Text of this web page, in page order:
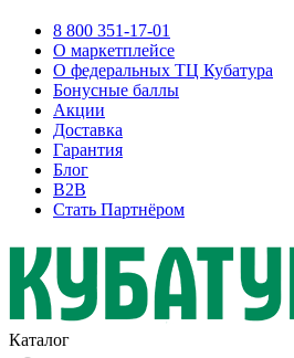
8 800 351-17-01
О маркетплейсе
О федеральных ТЦ Кубатура
Бонусные баллы
Акции
Доставка
Гарантия
Блог
B2B
Стать Партнёром
Каталог